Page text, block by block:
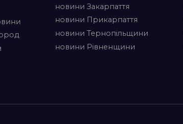
новини Закарпаття
новини Прикарпаття
новини Тернопільщини
новини Рівненщини